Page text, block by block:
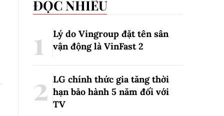
ĐỌC NHIỀU
Lý do Vingroup đặt tên sân
vận động là VinFast2
LG chính thức gia tăng thời
hạn bảo hành 5 năm đối với
TV